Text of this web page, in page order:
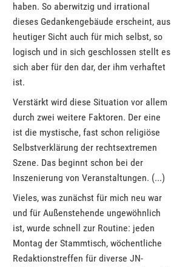
haben. So aberwitzig und irrational
dieses Gedankengebäude erscheint, aus
heutiger Sicht auch für mich selbst, so
logisch und in sich geschlossen stellt es
sich aber für den dar, der ihm verhaftet
ist.
Verstärkt wird diese Situation vor allem
durch zwei weitere Faktoren. Der eine
ist die mystische, fast schon religiöse
Selbstverklärung der rechtsextremen
Szene. Das beginnt schon bei der
Inszenierung von Veranstaltungen. (...)
Vieles, was zunächst für mich neu war
und für Außenstehende ungewöhnlich
ist, wurde schnell zur Routine: jeden
Montag der Stammtisch, wöchentliche
Redaktionstreffen für diverse JN-